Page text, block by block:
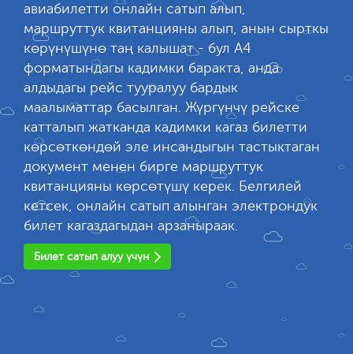
авиабилетти онлайн сатып алып,
маршруттук квитанцияны алып, анын сырткы
көрүнүшүнө таң калышат - бул А4
форматындагы кадимки баракта, анда
алдыдагы рейс тууралуу бардык
маалыматтар басылган. Жүргүнчү рейске
катталып жатканда кадимки кагаз билетти
көрсөткөндөй эле инсандыгын тастыктаган
документ менен бирге маршруттук
квитанцияны көрсөтүшү керек. Белгилей
кетсек, онлайн сатып алынган электрондук
билет кагаздагыдан арзаныраак.
Билет сатып алуу үчүн